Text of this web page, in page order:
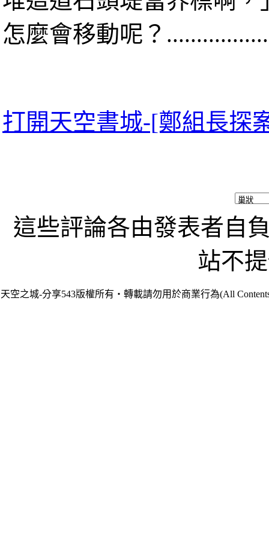
怎麼會移動呢？
打開天空書城-[鄭組長探
這些評論各由發表者自
站不
天空之城-分享543版權所有‧轉載請勿用於商業行為(All Contents